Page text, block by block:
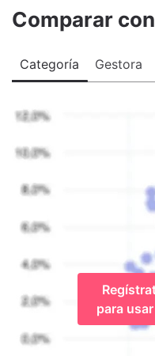
Comparar
Categoría Gestora
para